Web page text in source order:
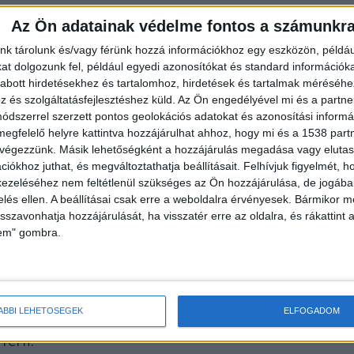
Az Ön adatainak védelme fontos a
tárolunk és/vagy férünk hozzá információkhoz egy eszközön,
dolgozunk fel, például egyedi azonosítókat és standard
hirdetésekhez és tartalomhoz, hirdetések és tartalmak
és szolgáltatásfejlesztéshez küld. Az Ön engedélyével mi és a
szerzett pontos geolokációs adatokat és azonosítási
helyre kattintva hozzájárulhat ahhoz, hogy mi és a 1538
Másik lehetőségként a hozzájárulás megadása vagy
juthat, és megváltoztathatja beállításait. Felhívjuk figyelmét,
nem feltétlenül szükséges az Ön hozzájárulása, de
ellen. A beállításai csak erre a weboldalra érvényesek. Bármikor
hozzájárulását, ha visszatér erre az oldalra, és rákattint
gombra.
LEHETŐSÉGEK ELFOGADOM
rendelkezett. Az erről szóló, kézzel aláírt
egyik közösségi oldalán még évekkel ezelőtt. „A
és Fejlődéstani Intézet, illetve a Semmelweis
Intézet részére oktatási és tudományos
felajánlom” – áll a dokumentumban. A célja
az oktatás, illetve a tudományos kutatás.
a testemet az Intézetek az oktatás és kutatás
ideig is megtarthatják. (…) Nem tartok
utáni szórás helyéről és időpontjáról
férfi.